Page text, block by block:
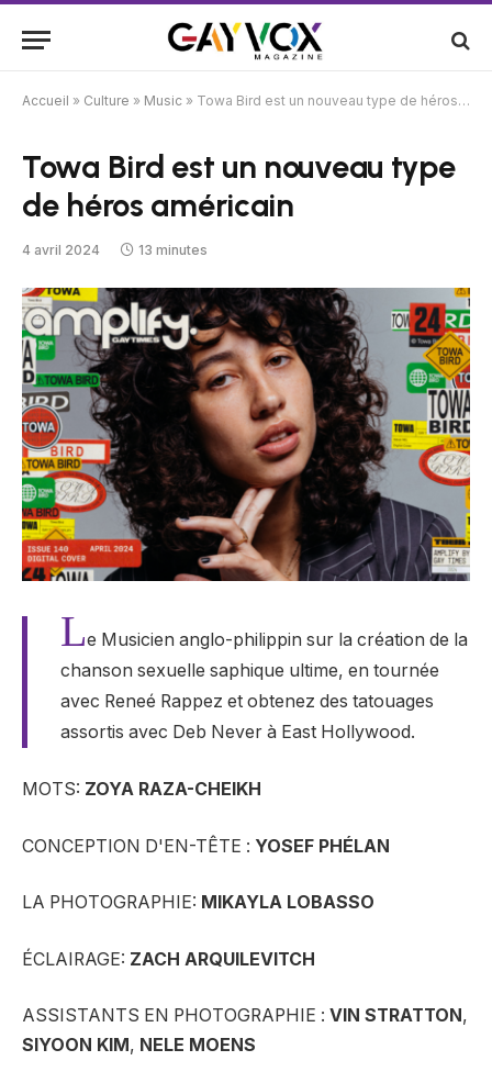
Accueil » Culture » Music » Towa Bird est un nouveau type de héros américain
Towa Bird est un nouveau type
de héros américain
4 avril 2024 13 minutes
Le Musicien anglo-philippin sur la création de la
chanson sexuelle saphique ultime, en tournée
avec Reneé Rappez et obtenez des tatouages ​​
assortis avec Deb Never à East Hollywood.
MOTS: ZOYA RAZA-CHEIKH
CONCEPTION D'EN-TÊTE : YOSEF PHÉLAN
LA PHOTOGRAPHIE: MIKAYLA LOBASSO
ÉCLAIRAGE: ZACH ARQUILEVITCH
ASSISTANTS EN PHOTOGRAPHIE : VIN STRATTON ,
SIYOON KIM , NELE MOENS